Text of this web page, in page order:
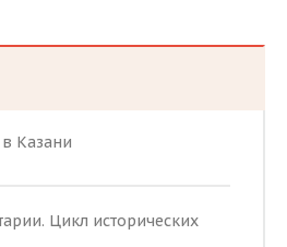
Казани
Цикл исторических